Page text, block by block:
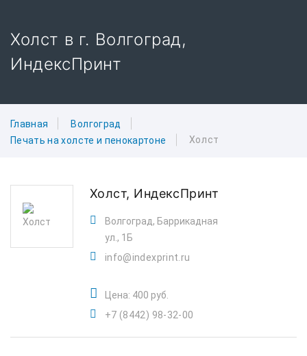
Холст в г. Волгоград,
ИндексПринт
Главная
Волгоград
Печать на холсте и пенокартоне
Холст
Холст, ИндексПринт
Волгоград, Баррикадная
ул., 1Б
info@indexprint.ru
Цена: 400 руб.
+7 (8442) 98-32-00